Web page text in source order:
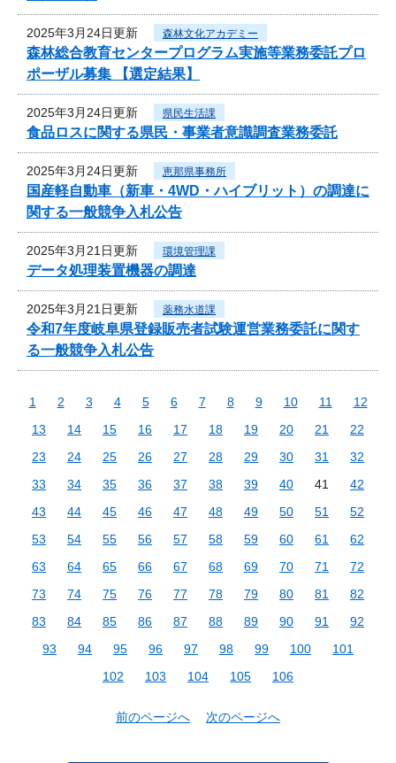
2025年3月24日更新 森林文化アカデミー
森林総合教育センタープログラム実施等業務委託プロ
ポーザル募集 【選定結果】
2025年3月24日更新 県民生活課
食品ロスに関する県民・事業者意識調査業務委託
2025年3月24日更新 恵那県事務所
国産軽自動車（新車・4WD・ハイブリット）の調達に
関する一般競争入札公告
2025年3月21日更新 環境管理課
データ処理装置機器の調達
2025年3月21日更新 薬務水道課
令和7年度岐阜県登録販売者試験運営業務委託に関す
る一般競争入札公告
1 2 3 4 5 6 7 8 9 10 11
12
13
14 15 16 17 18 19 20 21
22
23
24 25 26 27 28 29 30 31
32
33
34 35 36 37 38 39 40 41
42
43
44 45 46 47 48 49 50 51
52
53
54 55 56 57 58 59 60 61
62
63
64 65 66 67 68 69 70 71
72
73
74 75 76 77 78 79 80 81
82
83
84 85 86 87 88 89 90 91
92
93
94 95 96 97 98 99 100
101
102
103 104 105 106
前のページへ 次のページへ